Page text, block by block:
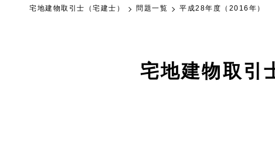
宅地建物取引士（宅建士） 問題一覧 平成28年度（2016年）
宅地建物取引